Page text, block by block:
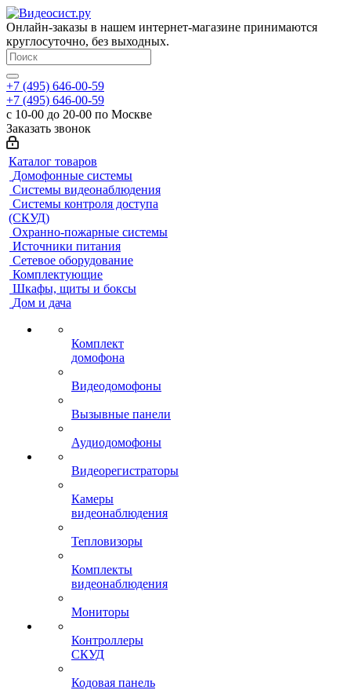
Онлайн-заказы в нашем интернет-магазине принимаются
круглосуточно, без выходных.
+7 (495) 646-00-59
+7 (495) 646-00-59
с 10-00 до 20-00 по Москве
Заказать звонок
Каталог товаров
Домофонные системы
Системы видеонаблюдения
Системы контроля доступа
(СКУД)
Охранно-пожарные системы
Источники питания
Сетевое оборудование
Комплектующие
Шкафы, щиты и боксы
Дом и дача
Комплект
домофона
Видеодомофоны
Вызывные панели
Аудиодомофоны
Видеорегистраторы
Камеры
видеонаблюдения
Тепловизоры
Комплекты
видеонаблюдения
Мониторы
Контроллеры
СКУД
Кодовая панель